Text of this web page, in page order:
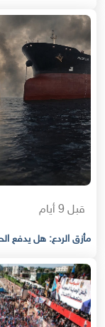
قبل 9 أيام
مأزق الردع: هل يدفع